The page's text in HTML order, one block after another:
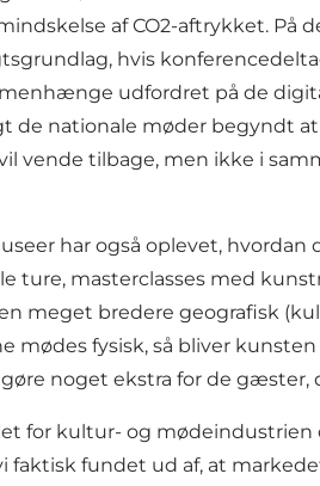
af CO2-aftrykket. På
hvis
udfordret på de
de nationale møder begyndt
vende tilbage, men ikke i
har også oplevet, hvordan
ture, masterclasses med
meget bredere geografisk
mødes fysisk, så bliver
noget ekstra for de gæster,
for kultur- og
fundet ud af, at